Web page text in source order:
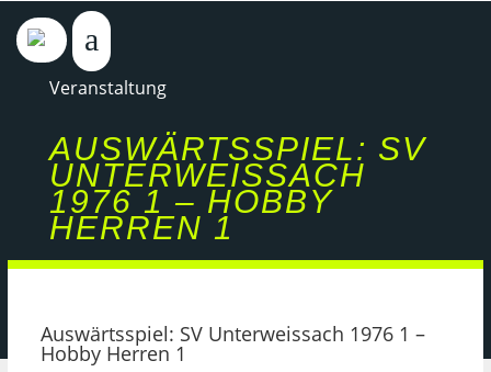
Veranstaltung
AUSWÄRTSSPIEL: SV
UNTERWEISSACH
1976 1 – HOBBY
HERREN 1
Auswärtsspiel: SV Unterweissach 1976 1 –
Hobby Herren 1